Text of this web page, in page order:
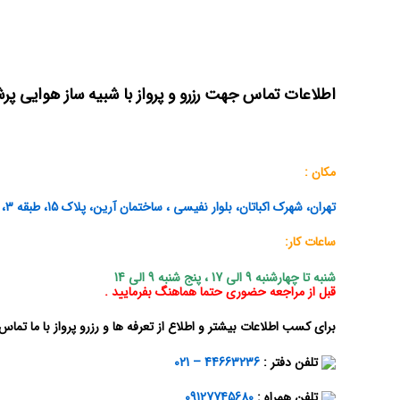
اطلاعات تماس جهت رزرو و پرواز با شبیه ساز هوایی
مکان :
تهران، شهرک اکباتان، بلوار نفیسی ،ساختمان آرین، پلاک 15 ،طبقه 3، واحد 14
ساعات کار:
شنبه تا چهارشنبه 9 الی 17 ، پنج شنبه 9 الی 14
قبل از مراجعه حضوری حتما هماهنگ بفرمایید .
برای کسب اطلاعات بیشتر و اطلاع از تعرفه ها و رزرو پرواز با ما
تلفندفتر :
44663236 – 021